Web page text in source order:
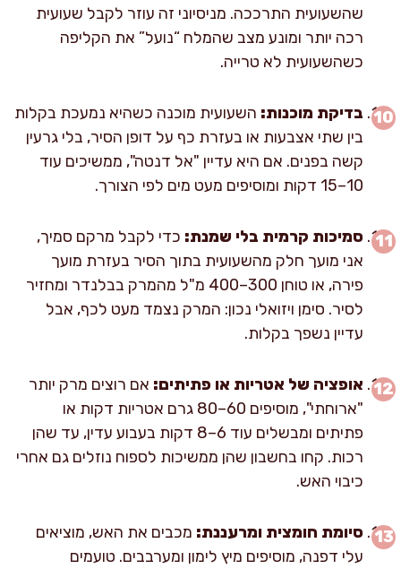
שהשעועית התרככה. מניסיוני זה עוזר לקבל שעועית
רכה יותר ומונע מצב שהמלח “נועל” את הקליפה
כשהשעועית לא טרייה.
בדיקת מוכנות: השעועית מוכנה כשהיא נמעכת בקלות
בין שתי אצבעות או בעזרת כף על דופן הסיר, בלי גרעין
קשה בפנים. אם היא עדיין "אל דנטה", ממשיכים עוד
10–15 דקות ומוסיפים מעט מים לפי הצורך.
סמיכות קרמית בלי שמנת: כדי לקבל מרקם סמיך,
אני מועך חלק מהשעועית בתוך הסיר בעזרת מועך
פירה, או טוחן 300–400 מ"ל מהמרק בבלנדר ומחזיר
לסיר. סימן ויזואלי נכון: המרק נצמד מעט לכף, אבל
עדיין נשפך בקלות.
אופציה של אטריות או פתיתים: אם רוצים מרק יותר
"ארוחתי", מוסיפים 60–80 גרם אטריות דקות או
פתיתים ומבשלים עוד 6–8 דקות בעבוע עדין, עד שהן
רכות. קחו בחשבון שהן ממשיכות לספוח נוזלים גם אחרי
כיבוי האש.
סיומת חומצית ומרעננת: מכבים את האש, מוציאים
עלי דפנה, מוסיפים מיץ לימון ומערבבים. טועמים